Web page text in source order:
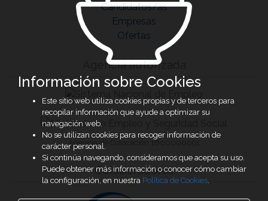
Candidatos/as
Empresas
Ofertas
Agencia autorizada
Agencia de Colocación 1600000091
Colaboradores
Información sobre Cookies
Este sitio web utiliza cookies propias y de terceros para
recopilar información que ayude a optimizar su
navegación web.
No se utilizan cookies para recoger información de
carácter personal.
Si continúa navegando, consideramos que acepta su uso.
Puede obtener más información o conocer cómo cambiar
la configuración, en nuestra Política de Cookies.